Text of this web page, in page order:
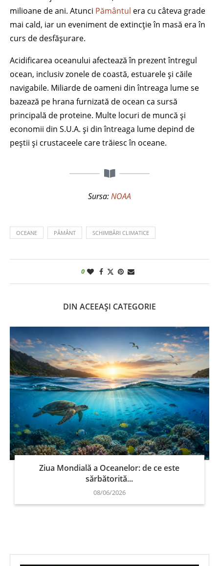
milioane de ani. Atunci Pământul era cu câteva grade
mai cald, iar un eveniment de extincție în masă era în
curs de desfășurare.
Acidificarea oceanului afectează în prezent întregul
ocean, inclusiv zonele de coastă, estuarele și căile
navigabile. Miliarde de oameni din întreaga lume se
bazează pe hrana furnizată de ocean ca sursă
principală de proteine. Multe locuri de muncă și
economii din S.U.A. și din întreaga lume depind de
peștii și crustaceele care trăiesc în oceane.
Sursa:NOAA
OCEANE PĂMÂNT SCHIMBĂRI CLIMATICE
0
DIN ACEEAȘI CATEGORIE
Ziua Mondială a Oceanelor: de ce este
sărbătorită...
08/06/2026